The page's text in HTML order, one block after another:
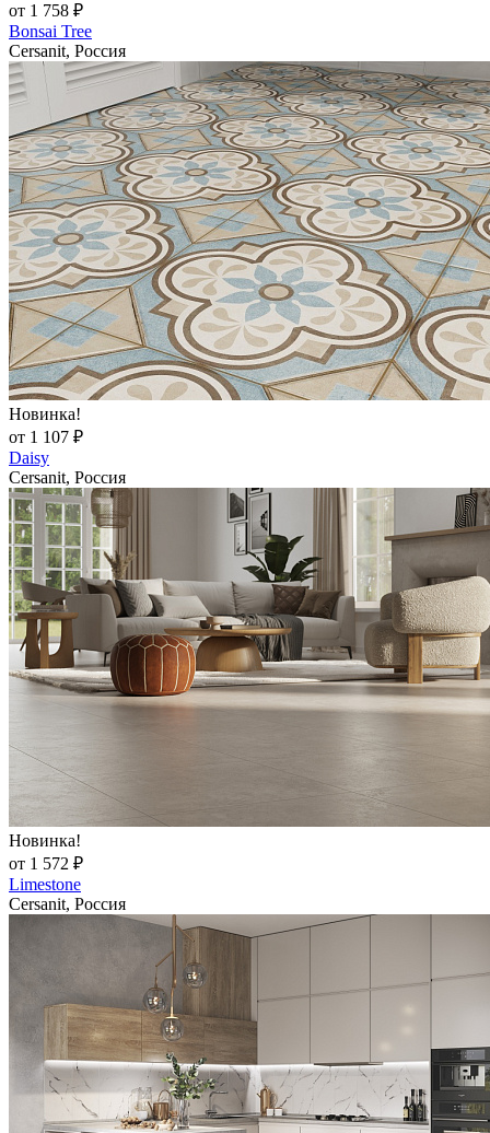
от 1 758 ₽
Bonsai Tree
Cersanit, Россия
Новинка!
от 1 107 ₽
Daisy
Cersanit, Россия
Новинка!
от 1 572 ₽
Limestone
Cersanit, Россия